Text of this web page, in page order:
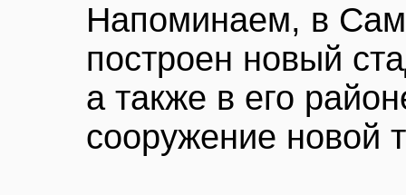
Напоминаем, в
построен новый
а также в его
сооружение новой